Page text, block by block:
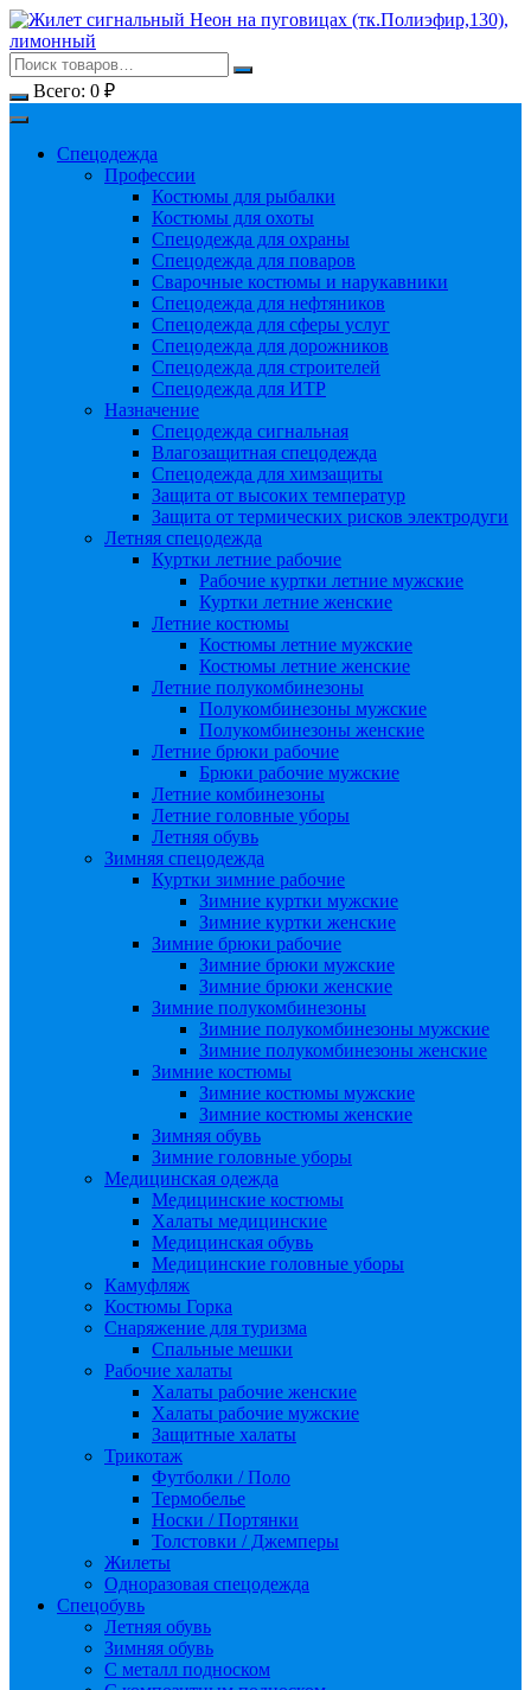
Перейти
к
содержимому
Всего: 0 ₽
Спецодежда
Профессии
Костюмы для рыбалки
Костюмы для охоты
Спецодежда для охраны
Спецодежда для поваров
Сварочные костюмы и нарукавники
Спецодежда для нефтяников
Спецодежда для сферы услуг
Спецодежда для дорожников
Спецодежда для строителей
Спецодежда для ИТР
Назначение
Спецодежда сигнальная
Влагозащитная спецодежда
Спецодежда для химзащиты
Защита от высоких температур
Защита от термических рисков электродуги
Летняя спецодежда
Куртки летние рабочие
Рабочие куртки летние мужские
Куртки летние женские
Летние костюмы
Костюмы летние мужские
Костюмы летние женские
Летние полукомбинезоны
Полукомбинезоны мужские
Полукомбинезоны женские
Летние брюки рабочие
Брюки рабочие мужские
Летние комбинезоны
Летние головные уборы
Летняя обувь
Зимняя спецодежда
Куртки зимние рабочие
Зимние куртки мужские
Зимние куртки женские
Зимние брюки рабочие
Зимние брюки мужские
Зимние брюки женские
Зимние полукомбинезоны
Зимние полукомбинезоны мужские
Зимние полукомбинезоны женские
Зимние костюмы
Зимние костюмы мужские
Зимние костюмы женские
Зимняя обувь
Зимние головные уборы
Медицинская одежда
Медицинские костюмы
Халаты медицинские
Медицинская обувь
Медицинские головные уборы
Камуфляж
Костюмы Горка
Снаряжение для туризма
Спальные мешки
Рабочие халаты
Халаты рабочие женские
Халаты рабочие мужские
Защитные халаты
Трикотаж
Футболки / Поло
Термобелье
Носки / Портянки
Толстовки / Джемперы
Жилеты
Одноразовая спецодежда
Спецобувь
Летняя обувь
Зимняя обувь
С металл подноском